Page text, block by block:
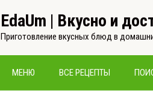
EdaUm | Вкусно и
Приготовление вкусных блюд в
МЕНЮ ВСЕ РЕЦЕПТЫ